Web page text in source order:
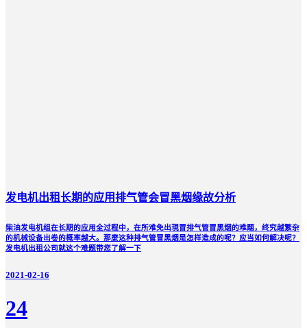
发电机出租长期的应用排气管会冒黑烟缘故分析
柴油发电机组在长期的应用全过程中，在所难免出現冒排气管冒黑烟的难题，终究越繁杂
的机械设备出卷的概率越大。那麼这种排气管冒黑烟是怎样造成的呢？应当如何解决呢？
发电机出租公司就这个难题带您了解一下
2021-02-16
24